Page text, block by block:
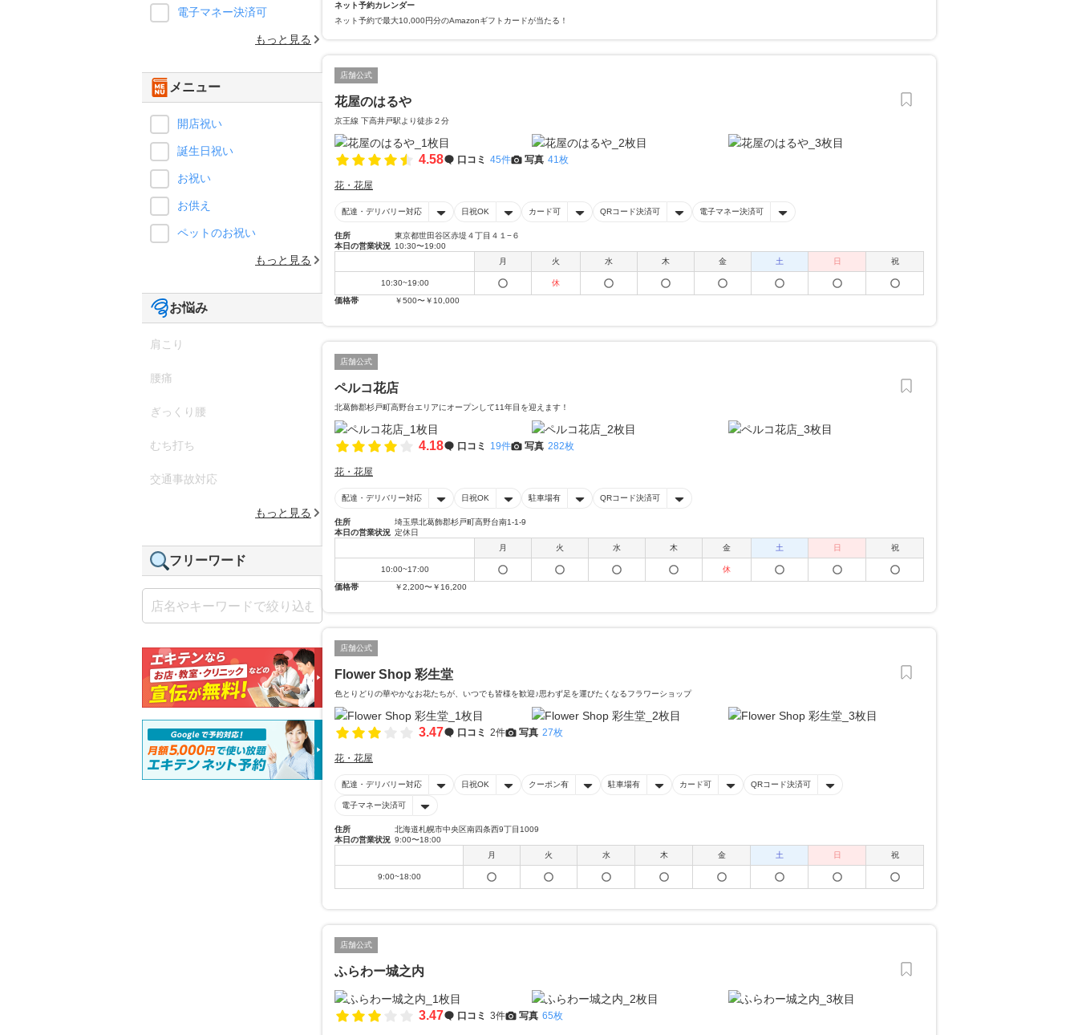
ネット予約カレンダー
ネット予約で最大10,000円分のAmazonギフトカードが当たる！
店舗公式
花屋のはるや
京王線 下高井戸駅より徒歩２分
4.58 口コミ 45件 写真 41枚
花・花屋
配達・デリバリー対応 日祝OK カード可 QRコード決済可 電子マネー決済可
住所
東京都世田谷区赤堤４丁目４１−６
本日の営業状況 10:30〜19:00
月
火 水 木 金 土 日 祝
10:30~19:00
休
価格帯
￥500〜￥10,000
店舗公式
ペルコ花店
北葛飾郡杉戸町高野台エリアにオープンして11年目を迎えます！
4.18 口コミ 19件 写真 282枚
花・花屋
配達・デリバリー対応 日祝OK 駐車場有 QRコード決済可
住所
埼玉県北葛飾郡杉戸町高野台南1-1-9
本日の営業状況 定休日
月
火 水 木 金 土 日 祝
10:00~17:00
休
価格帯
￥2,200〜￥16,200
店舗公式
Flower Shop 彩生堂
色とりどりの華やかなお花たちが、いつでも皆様を歓迎♪思わず足を運びたくなるフラワーショップ
3.47 口コミ 2件 写真 27枚
花・花屋
配達・デリバリー対応 日祝OK クーポン有 駐車場有 カード可 QRコード決済可
電子マネー決済可
住所
北海道札幌市中央区南四条西9丁目1009
本日の営業状況 9:00〜18:00
月
火 水 木 金 土 日 祝
9:00~18:00
店舗公式
ふらわー城之内
3.47 口コミ 3件 写真 65枚
電子マネー決済可
もっと見る
メニュー
開店祝い
誕生日祝い
お祝い
お供え
ペットのお祝い
もっと見る
お悩み
肩こり
腰痛
ぎっくり腰
むち打ち
交通事故対応
もっと見る
フリーワード